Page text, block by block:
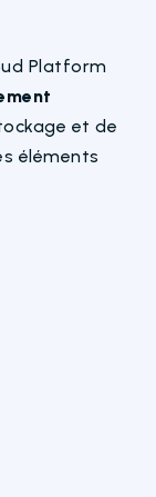
Platform
et de
éléments